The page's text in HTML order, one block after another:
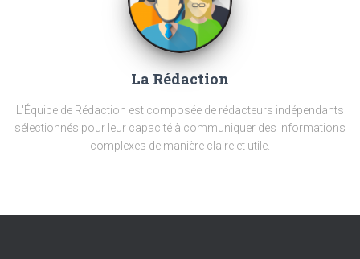
La Rédaction
L'Équipe de Rédaction est composée de rédacteurs indépendants
sélectionnés pour leur capacité à communiquer des informations
complexes de manière claire et utile.